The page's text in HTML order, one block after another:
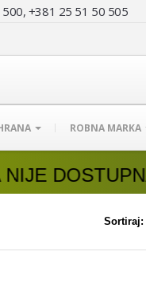
+381 25 51 50
ROBNA MARKA
Sortiraj: